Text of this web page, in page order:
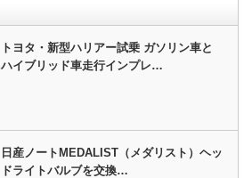
トヨタ・新型ハリアー試乗 ガソリン車と
ハイブリッド車走行インプレ…
日産ノートMEDALIST（メダリスト）ヘッ
ドライトバルブを交換…